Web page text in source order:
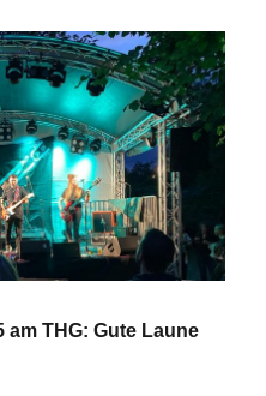
am THG: Gute Laune